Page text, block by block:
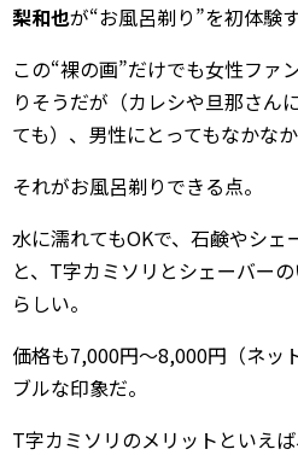
梨和也が“お風呂剃り”を初体験
この“裸の画”だけでも女性ファ
りそうだが（カレシや旦那さん
ても）、男性にとってもなかな
それがお風呂剃りできる点。
水に濡れてもOKで、石鹸やシ
と、T字カミソリとシェーバー
らしい。
価格も7,000円～8,000円（ネッ
ブルな印象だ。
T字カミソリのメリットといえ